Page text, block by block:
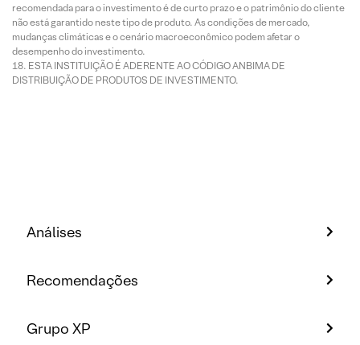
recomendada para o investimento é de curto prazo e o patrimônio do cliente
não está garantido neste tipo de produto. As condições de mercado,
mudanças climáticas e o cenário macroeconômico podem afetar o
desempenho do investimento.
ESTA INSTITUIÇÃO É ADERENTE AO CÓDIGO ANBIMA DE
DISTRIBUIÇÃO DE PRODUTOS DE INVESTIMENTO.
Análises
Recomendações
Grupo XP